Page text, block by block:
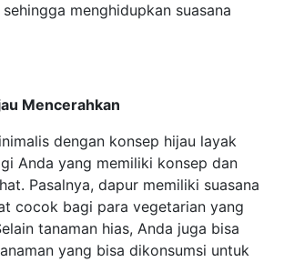
menghidupkan suasana
Mencerahkan
dengan konsep hijau layak
Anda yang memiliki konsep dan
Pasalnya, dapur memiliki suasana
cocok bagi para vegetarian yang
tanaman hias, Anda juga bisa
yang bisa dikonsumsi untuk